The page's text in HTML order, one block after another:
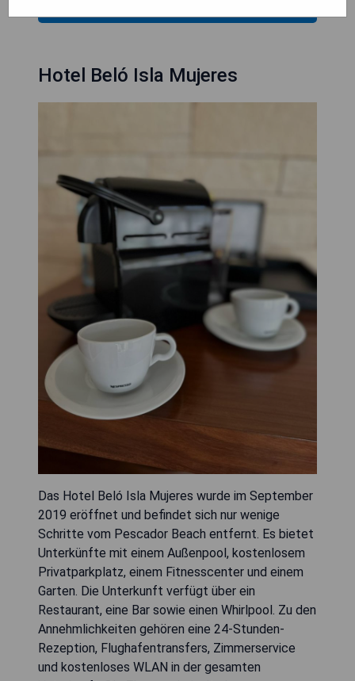
Hotel Beló Isla Mujeres
Das Hotel Beló Isla Mujeres wurde im September
2019 eröffnet und befindet sich nur wenige
Schritte vom Pescador Beach entfernt. Es bietet
Unterkünfte mit einem Außenpool, kostenlosem
Privatparkplatz, einem Fitnesscenter und einem
Garten. Die Unterkunft verfügt über ein
Restaurant, eine Bar sowie einen Whirlpool. Zu den
Annehmlichkeiten gehören eine 24-Stunden-
Rezeption, Flughafentransfers, Zimmerservice
und kostenloses WLAN in der gesamten